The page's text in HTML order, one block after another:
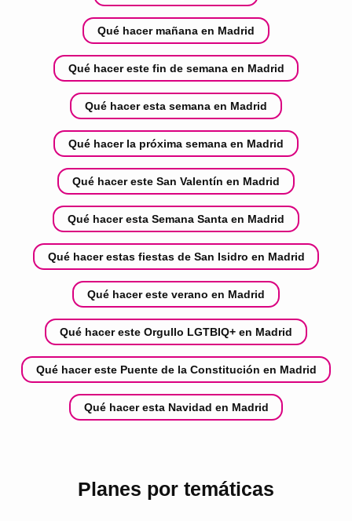
Qué hacer mañana en Madrid
Qué hacer este fin de semana en Madrid
Qué hacer esta semana en Madrid
Qué hacer la próxima semana en Madrid
Qué hacer este San Valentín en Madrid
Qué hacer esta Semana Santa en Madrid
Qué hacer estas fiestas de San Isidro en Madrid
Qué hacer este verano en Madrid
Qué hacer este Orgullo LGTBIQ+ en Madrid
Qué hacer este Puente de la Constitución en Madrid
Qué hacer esta Navidad en Madrid
Planes por temáticas